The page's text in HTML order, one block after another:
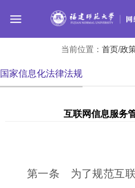
当前位置： 首页/政
国家信息化法律法规
互联网信息服务
第一条 为了规范互联